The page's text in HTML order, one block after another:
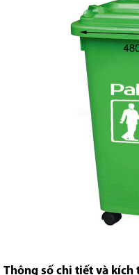
Thông số chi tiết và kích